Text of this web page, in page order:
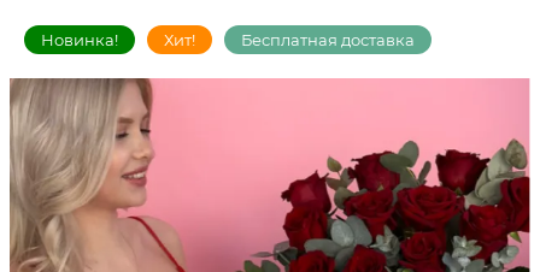
Новинка! Хит! Бесплатная доставка